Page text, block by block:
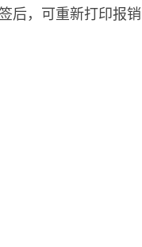
后，可重新打印报销